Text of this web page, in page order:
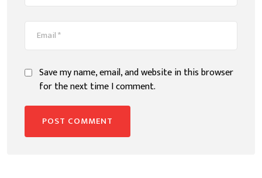
Save my name, email, and website in this browser
for the next time I comment.